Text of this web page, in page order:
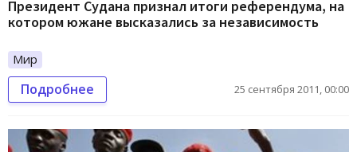
Президент Судана признал итоги референдума, на
котором южане высказались за независимость
Мир
Подробнее 25 сентября 2011, 00:00